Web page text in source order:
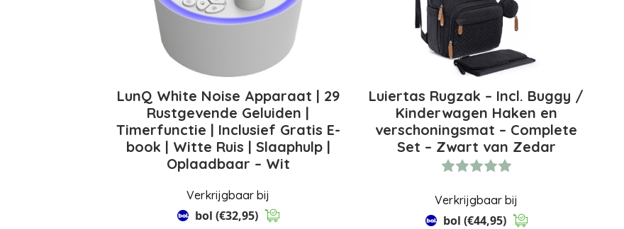
LunQ White Noise Apparaat | 29
Rustgevende Geluiden |
Timerfunctie | Inclusief Gratis E-
book | Witte Ruis | Slaaphulp |
Oplaadbaar – Wit
Verkrijgbaar bij
bol (€32,95)
Luiertas Rugzak – Incl. Buggy /
Kinderwagen Haken en
verschoningsmat – Complete
Set – Zwart van Zedar
Verkrijgbaar bij
bol (€44,95)